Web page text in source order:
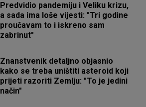
Predvidio pandemiju i Veliku krizu,
a sada ima loše vijesti: "Tri godine
proučavam to i iskreno sam
zabrinut"
Znanstvenik detaljno objasnio
kako se treba uništiti asteroid koji
prijeti razoriti Zemlju: "To je jedini
način"